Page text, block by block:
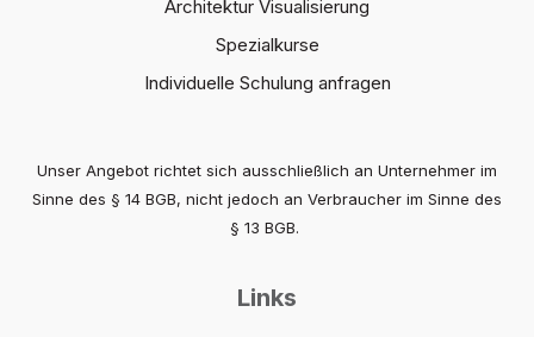
Architektur Visualisierung
Spezialkurse
Individuelle Schulung anfragen
Unser Angebot richtet sich ausschließlich an Unternehmer im
Sinne des § 14 BGB, nicht jedoch an Verbraucher im Sinne des
§ 13 BGB.
Links